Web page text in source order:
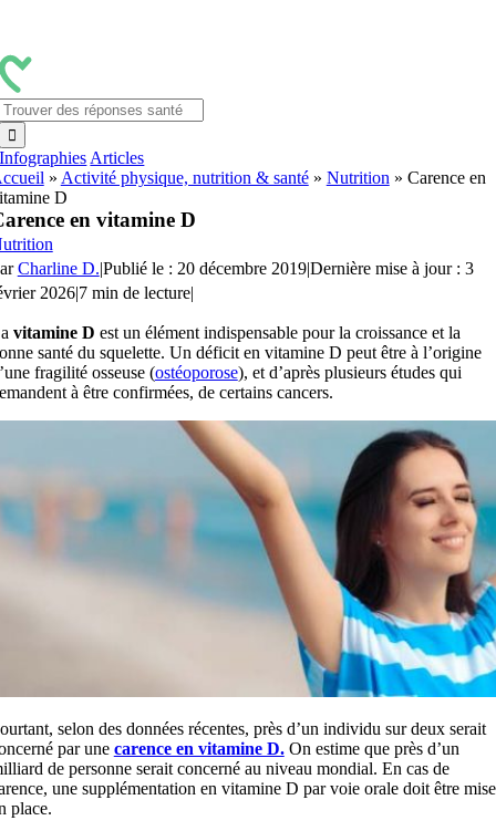
contenu
Infographies Articles
» Activité physique, nutrition & santé» Nutrition » Carence en
D
en vitamine D
Charline D.|Publié le : 20 décembre 2019|Dernière mise à jour : 3
2026|7 min de lecture|
vitamine D est un élément indispensable pour la croissance et la
santé du squelette. Un déficit en vitamine D peut être à l’origine
fragilité osseuse (ostéoporose), et d’après plusieurs études qui
à être confirmées, de certains cancers.
selon des données récentes, près d’un individu sur deux serait
par une carence en vitamine D.On estime que près d’un
de personne serait concerné au niveau mondial. En cas de
une supplémentation en vitamine D par voie orale doit être mise
place.